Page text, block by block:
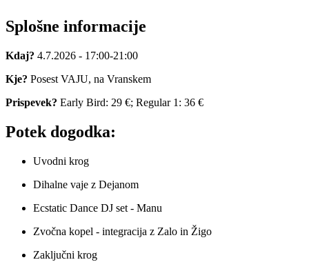
Splošne informacije
Kdaj? 4.7.2026 - 17:00-21:00
Kje? Posest VAJU, na Vranskem
Prispevek? Early Bird: 29 €; Regular 1: 36 €
Potek dogodka:
Uvodni krog
Dihalne vaje z Dejanom
Ecstatic Dance DJ set - Manu
Zvočna kopel - integracija z Zalo in Žigo
Zaključni krog